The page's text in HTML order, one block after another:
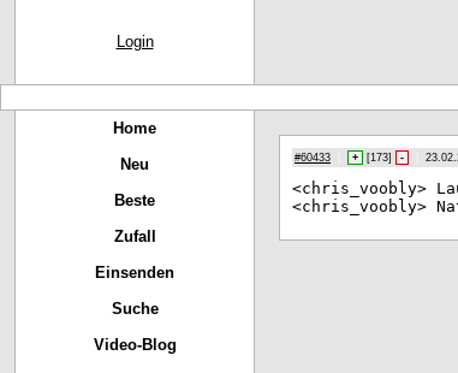
Login
Home
Neu
Beste
Zufall
Einsenden
Suche
Video-Blog
#60433 + [173] -
<ch ris_voobly>
<ch ris_voobly>